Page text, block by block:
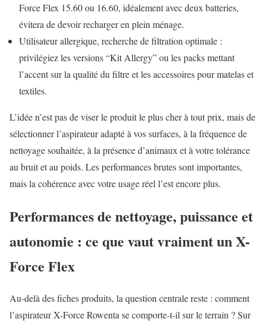
Force Flex 15.60 ou 16.60, idéalement avec deux batteries,
évitera de devoir recharger en plein ménage.
Utilisateur allergique, recherche de filtration optimale :
privilégiez les versions “Kit Allergy” ou les packs mettant
l’accent sur la qualité du filtre et les accessoires pour matelas et
textiles.
L’idée n’est pas de viser le produit le plus cher à tout prix, mais de
sélectionner l’aspirateur adapté à vos surfaces, à la fréquence de
nettoyage souhaitée, à la présence d’animaux et à votre tolérance
au bruit et au poids. Les performances brutes sont importantes,
mais la cohérence avec votre usage réel l’est encore plus.
Performances de nettoyage, puissance et
autonomie : ce que vaut vraiment un X-
Force Flex
Au-delà des fiches produits, la question centrale reste : comment
l’aspirateur X-Force Rowenta se comporte-t-il sur le terrain ? Sur